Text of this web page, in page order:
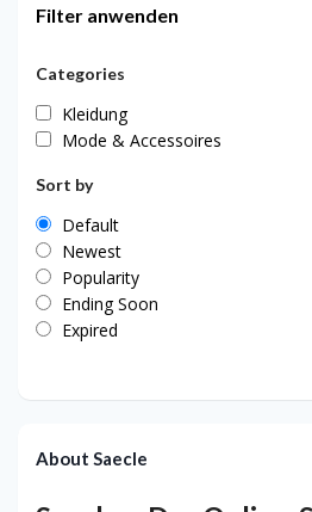
Filter anwenden
Categories
Kleidung
Mode & Accessoires
Sort by
Default
Newest
Popularity
Ending Soon
Expired
About Saecle